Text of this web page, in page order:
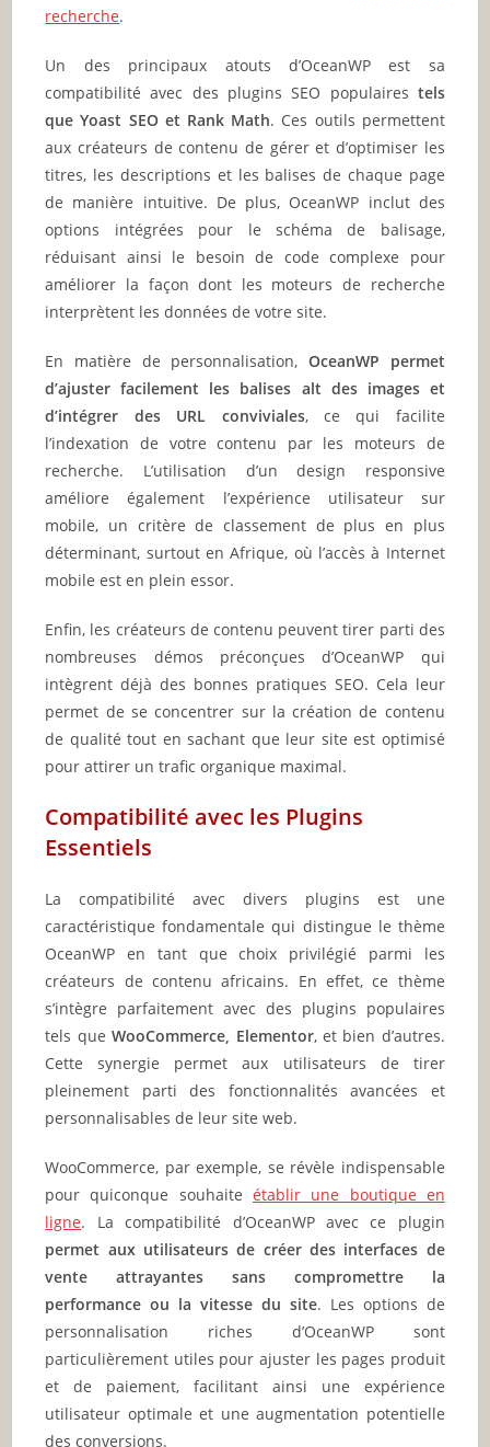
recherche.
Un des principaux atouts d’OceanWP est sa
compatibilité avec des plugins SEO populaires tels
que Yoast SEO et Rank Math. Ces outils permettent
aux créateurs de contenu de gérer et d’optimiser les
titres, les descriptions et les balises de chaque page
de manière intuitive. De plus, OceanWP inclut des
options intégrées pour le schéma de balisage,
réduisant ainsi le besoin de code complexe pour
améliorer la façon dont les moteurs de recherche
interprètent les données de votre site.
En matière de personnalisation,OceanWP permet
d’ajuster facilement les balises alt des images et
d’intégrer des URL conviviales, ce qui facilite
l’indexation de votre contenu par les moteurs de
recherche. L’utilisation d’un design responsive
améliore également l’expérience utilisateur sur
mobile, un critère de classement de plus en plus
déterminant, surtout en Afrique, où l’accès à Internet
mobile est en plein essor.
Enfin, les créateurs de contenu peuvent tirer parti des
nombreuses démos préconçues d’OceanWP qui
intègrent déjà des bonnes pratiques SEO. Cela leur
permet de se concentrer sur la création de contenu
de qualité tout en sachant que leur site est optimisé
pour attirer un trafic organique maximal.
Compatibilité avec les Plugins
Essentiels
La compatibilité avec divers plugins est une
caractéristique fondamentale qui distingue le thème
OceanWP en tant que choix privilégié parmi les
créateurs de contenu africains. En effet, ce thème
s’intègre parfaitement avec des plugins populaires
tels queWooCommerce, Elementor, et bien d’autres.
Cette synergie permet aux utilisateurs de tirer
pleinement parti des fonctionnalités avancées et
personnalisables de leur site web.
WooCommerce, par exemple, se révèle indispensable
pour quiconque souhaite établir une boutique en
ligne. La compatibilité d’OceanWP avec ce plugin
permet aux utilisateurs de créer des interfaces de
vente attrayantes sans compromettre la
performance ou la vitesse du site. Les options de
personnalisation riches d’OceanWP sont
particulièrement utiles pour ajuster les pages produit
et de paiement, facilitant ainsi une expérience
utilisateur optimale et une augmentation potentielle
des conversions.